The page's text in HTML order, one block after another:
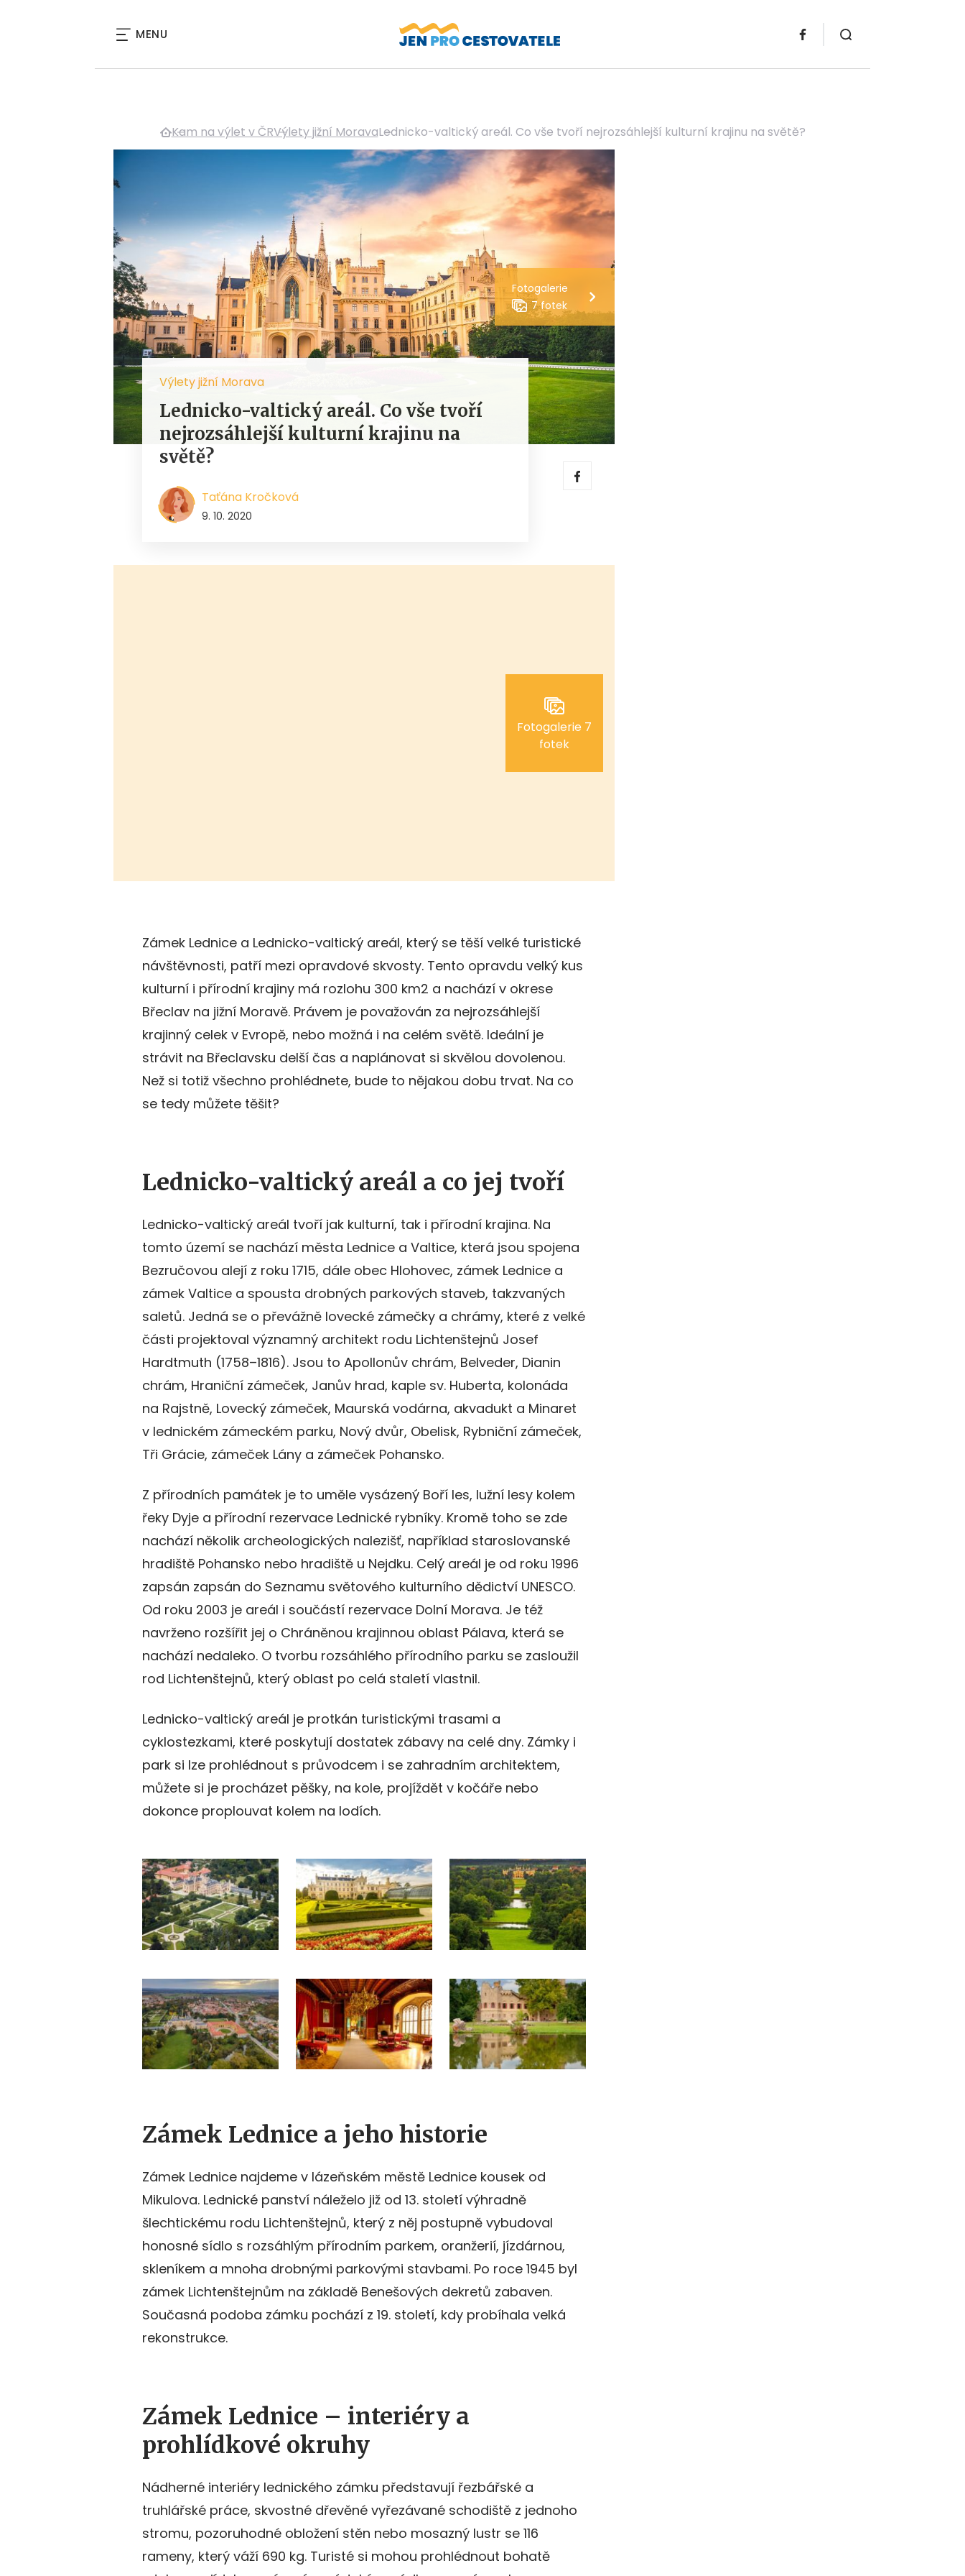
MENU
Kam na výlet v ČRVýlety jižní MoravaLednicko-valtický areál. Co vše tvoří nejrozsáhlejší kulturní krajinu na světě?
Fotogalerie
7 fotek
Výlety jižní Morava
Lednicko-valtický areál. Co vše tvoří
nejrozsáhlejší kulturní krajinu na
světě?
Taťána Kročková
9. 10. 2020
Fotogalerie 7
fotek
Zámek Lednice a Lednicko-valtický areál, který se těší velké turistické
návštěvnosti, patří mezi opravdové skvosty. Tento opravdu velký kus
kulturní i přírodní krajiny má rozlohu 300 km2 a nachází v okrese
Břeclav na jižní Moravě. Právem je považován za nejrozsáhlejší
krajinný celek v Evropě, nebo možná i na celém světě. Ideální je
strávit na Břeclavsku delší čas a naplánovat si skvělou dovolenou.
Než si totiž všechno prohlédnete, bude to nějakou dobu trvat. Na co
se tedy můžete těšit?
Lednicko-valtický areál a co jej tvoří
Lednicko-valtický areál tvoří jak kulturní, tak i přírodní krajina. Na
tomto území se nachází města Lednice a Valtice, která jsou spojena
Bezručovou alejí z roku 1715, dále obec Hlohovec, zámek Lednice a
zámek Valtice a spousta drobných parkových staveb, takzvaných
saletů. Jedná se o převážně lovecké zámečky a chrámy, které z velké
části projektoval významný architekt rodu Lichtenštejnů Josef
Hardtmuth (1758–1816). Jsou to Apollonův chrám, Belveder, Dianin
chrám, Hraniční zámeček, Janův hrad, kaple sv. Huberta, kolonáda
na Rajstně, Lovecký zámeček, Maurská vodárna, akvadukt a Minaret
v lednickém zámeckém parku, Nový dvůr, Obelisk, Rybniční zámeček,
Tři Grácie, zámeček Lány a zámeček Pohansko.
Z přírodních památek je to uměle vysázený Boří les, lužní lesy kolem
řeky Dyje a přírodní rezervace Lednické rybníky. Kromě toho se zde
nachází několik archeologických nalezišť, například staroslovanské
hradiště Pohansko nebo hradiště u Nejdku. Celý areál je od roku 1996
zapsán zapsán do Seznamu světového kulturního dědictví UNESCO.
Od roku 2003 je areál i součástí rezervace Dolní Morava. Je též
navrženo rozšířit jej o Chráněnou krajinnou oblast Pálava, která se
nachází nedaleko. O tvorbu rozsáhlého přírodního parku se zasloužil
rod Lichtenštejnů, který oblast po celá staletí vlastnil.
Lednicko-valtický areál je protkán turistickými trasami a
cyklostezkami, které poskytují dostatek zábavy na celé dny. Zámky i
park si lze prohlédnout s průvodcem i se zahradním architektem,
můžete si je procházet pěšky, na kole, projíždět v kočáře nebo
dokonce proplouvat kolem na lodích.
Zámek Lednice a jeho historie
Zámek Lednice najdeme v lázeňském městě Lednice kousek od
Mikulova. Lednické panství náleželo již od 13. století výhradně
šlechtickému rodu Lichtenštejnů, který z něj postupně vybudoval
honosné sídlo s rozsáhlým přírodním parkem, oranžerií, jízdárnou,
skleníkem a mnoha drobnými parkovými stavbami. Po roce 1945 byl
zámek Lichtenštejnům na základě Benešových dekretů zabaven.
Současná podoba zámku pochází z 19. století, kdy probíhala velká
rekonstrukce.
Zámek Lednice – interiéry a
prohlídkové okruhy
Nádherné interiéry lednického zámku představují řezbářské a
truhlářské práce, skvostné dřevěné vyřezávané schodiště z jednoho
stromu, pozoruhodné obložení stěn nebo mosazný lustr se 116
rameny, který váží 690 kg. Turisté si mohou prohlédnout bohatě